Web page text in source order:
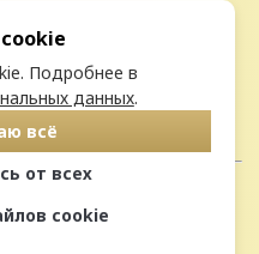
Подробнее в
данных.
всё
от всех
cookie